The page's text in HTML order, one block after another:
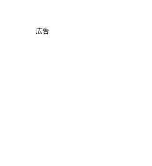
広告